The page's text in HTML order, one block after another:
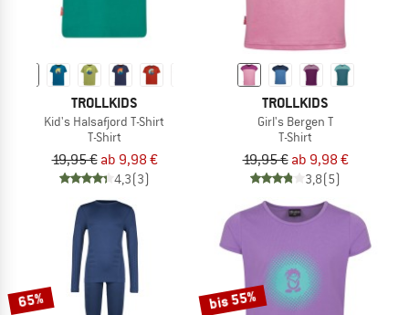
TROLLKIDS
Kid's Halsafjord T-Shirt
T-Shirt
19,95 € ab 9,98 €
4,3(3)
TROLLKIDS
Girl's Bergen T
T-Shirt
19,95 € ab 9,98 €
3,8(5)
65% bis 55%